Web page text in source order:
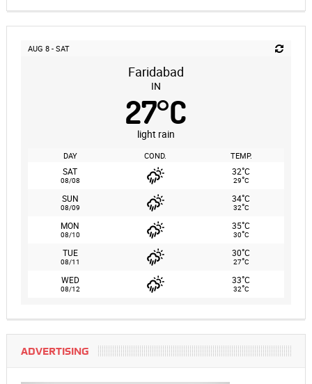
AUG 8 - SAT
Faridabad
IN
27°C
light rain
DAY COND. TEMP.
SAT
08/08
32°C
29°C
SUN
08/09
34°C
32°C
MON
08/10
35°C
30°C
TUE
08/11
30°C
27°C
WED
08/12
33°C
32°C
ADVERTISING